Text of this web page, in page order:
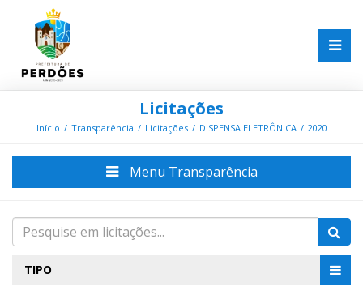
Licitações
Início Transparência Licitações DISPENSA ELETRÔNICA 2020
Menu Transparência
TIPO